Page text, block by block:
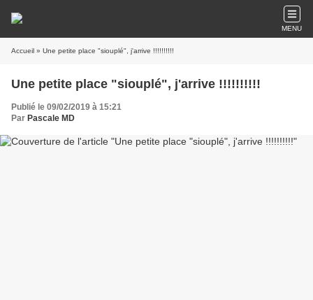
MENU
Accueil » Une petite place "siouplé", j'arrive !!!!!!!!!!
Une petite place "siouplé", j'arrive !!!!!!!!!!
Publié le 09/02/2019 à 15:21
Par Pascale MD